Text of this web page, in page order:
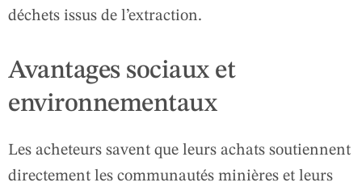
déchets issus de l’extraction.
Avantages sociaux et
environnementaux
Les acheteurs savent que leurs achats soutiennent
directement les communautés minières et leurs